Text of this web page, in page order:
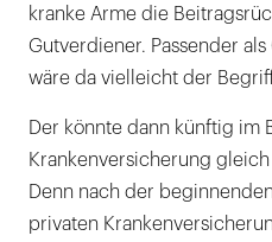
kranke Arme die
Gutverdiener. Passender
wäre da vielleicht der
Der könnte dann künftig im
Krankenversicherung
Denn nach der
privaten